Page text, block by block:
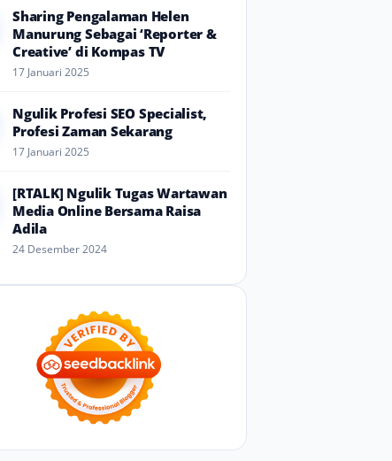
Sharing Pengalaman Helen
Manurung Sebagai ‘Reporter &
Creative’ di Kompas TV
17 Januari 2025
Ngulik Profesi SEO Specialist,
Profesi Zaman Sekarang
17 Januari 2025
[RTALK] Ngulik Tugas Wartawan
Media Online Bersama Raisa
Adila
24 Desember 2024